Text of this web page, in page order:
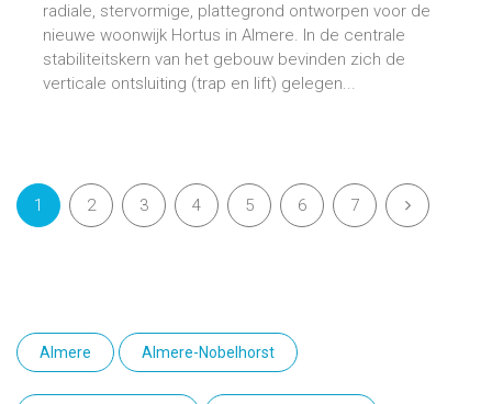
radiale, stervormige, plattegrond ontworpen voor de
nieuwe woonwijk Hortus in Almere. In de centrale
stabiliteitskern van het gebouw bevinden zich de
verticale ontsluiting (trap en lift) gelegen...
1 2 3 4 5 6 7
Almere Almere-Nobelhorst